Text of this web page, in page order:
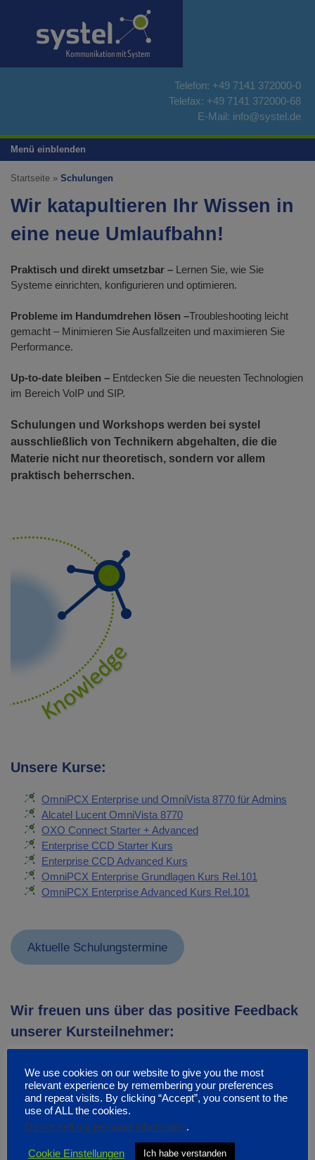
springen
Telefon: +49 7141 372000-0
Telefax: +49 7141 372000-68
E-Mail: info@systel.de
Menü einblenden
Startseite » Schulungen
Wir katapultieren Ihr Wissen in
eine neue Umlaufbahn!
Praktisch und direkt umsetzbar – Lernen Sie, wie Sie
Systeme einrichten, konfigurieren und optimieren.
Probleme im Handumdrehen lösen –Troubleshooting leicht
gemacht – Minimieren Sie Ausfallzeiten und maximieren Sie
Performance.
Up-to-date bleiben – Entdecken Sie die neuesten Technologien
im Bereich VoIP und SIP.
Schulungen und Workshops werden bei systel
ausschließlich von Technikern abgehalten, die die
Materie nicht nur theoretisch, sondern vor allem
praktisch beherrschen.
Unsere Kurse:
OmniPCX Enterprise und OmniVista 8770 für Admins
Alcatel Lucent OmniVista 8770
OXO Connect Starter + Advanced
Enterprise CCD Starter Kurs
Enterprise CCD Advanced Kurs
OmniPCX Enterprise Grundlagen Kurs Rel.101
OmniPCX Enterprise Advanced Kurs Rel.101
Aktuelle Schulungstermine
Wir freuen uns über das positive Feedback
unserer Kursteilnehmer:
We use cookies on our website to give you the most
relevant experience by remembering your preferences
and repeat visits. By clicking “Accept”, you consent to the
use of ALL the cookies.
Do not sell my personal information.
Cookie Einstellungen Ich habe verstanden